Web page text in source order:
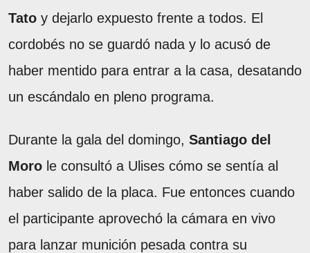
Tato y dejarlo expuesto frente a todos. El
cordobés no se guardó nada y lo acusó de
haber mentido para entrar a la casa, desatando
un escándalo en pleno programa.
Durante la gala del domingo, Santiago del
Moro le consultó a Ulises cómo se sentía al
haber salido de la placa. Fue entonces cuando
el participante aprovechó la cámara en vivo
para lanzar munición pesada contra su